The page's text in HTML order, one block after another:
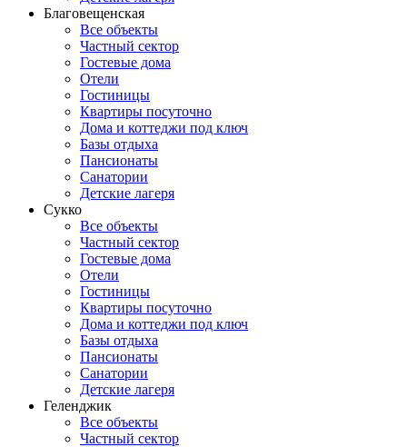
Благовещенская
Все объекты
Частный сектор
Гостевые дома
Отели
Гостиницы
Квартиры посуточно
Дома и коттеджи под ключ
Базы отдыха
Пансионаты
Санатории
Детские лагеря
Сукко
Все объекты
Частный сектор
Гостевые дома
Отели
Гостиницы
Квартиры посуточно
Дома и коттеджи под ключ
Базы отдыха
Пансионаты
Санатории
Детские лагеря
Геленджик
Все объекты
Частный сектор